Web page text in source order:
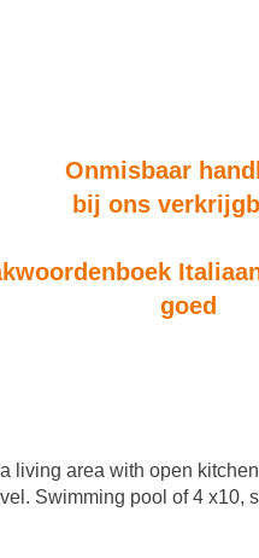
Onmisbaar
bij ons
goed
living area with open
Swimming pool of 4 x10,